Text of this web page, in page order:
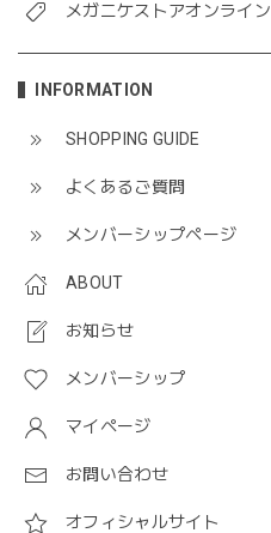
メガニケストアオンライン
INFORMATION
SHOPPING GUIDE
よくあるご質問
メンバーシップページ
ABOUT
お知らせ
メンバーシップ
マイページ
お問い合わせ
オフィシャルサイト